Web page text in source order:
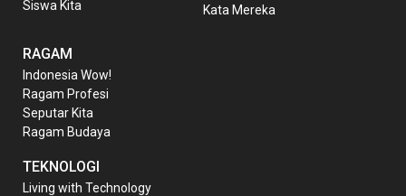
Siswa Kita
Kata Mereka
RAGAM
Indonesia Wow!
Ragam Profesi
Seputar Kita
Ragam Budaya
TEKNOLOGI
Living with Technology